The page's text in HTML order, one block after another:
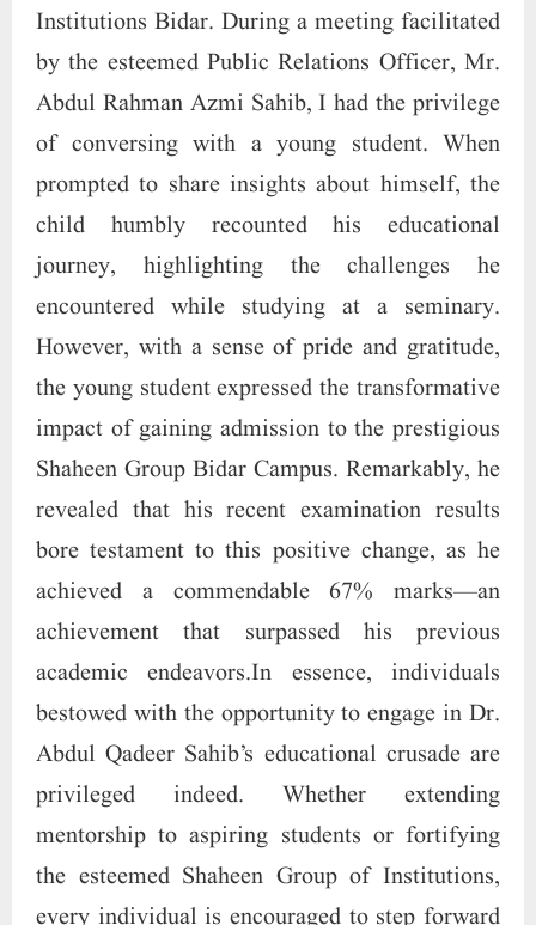
Institutions Bidar. During a meeting facilitated
by the esteemed Public Relations Officer, Mr.
Abdul Rahman Azmi Sahib, I had the privilege
of conversing with a young student. When
prompted to share insights about himself, the
child humbly recounted his educational
journey, highlighting the challenges he
encountered while studying at a seminary.
However, with a sense of pride and gratitude,
the young student expressed the transformative
impact of gaining admission to the prestigious
Shaheen Group Bidar Campus. Remarkably, he
revealed that his recent examination results
bore testament to this positive change, as he
achieved a commendable 67% marks—an
achievement that surpassed his previous
academic endeavors.In essence, individuals
bestowed with the opportunity to engage in Dr.
Abdul Qadeer Sahib’s educational crusade are
privileged indeed. Whether extending
mentorship to aspiring students or fortifying
the esteemed Shaheen Group of Institutions,
every individual is encouraged to step forward